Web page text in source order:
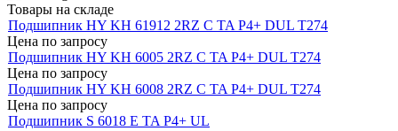
Товары на складе
Подшипник HY KH 61912 2RZ C TA P4+ DUL T274
Цена по запросу
Подшипник HY KH 6005 2RZ C TA P4+ DUL T274
Цена по запросу
Подшипник HY KH 6008 2RZ C TA P4+ DUL T274
Цена по запросу
Подшипник S 6018 E TA P4+ UL